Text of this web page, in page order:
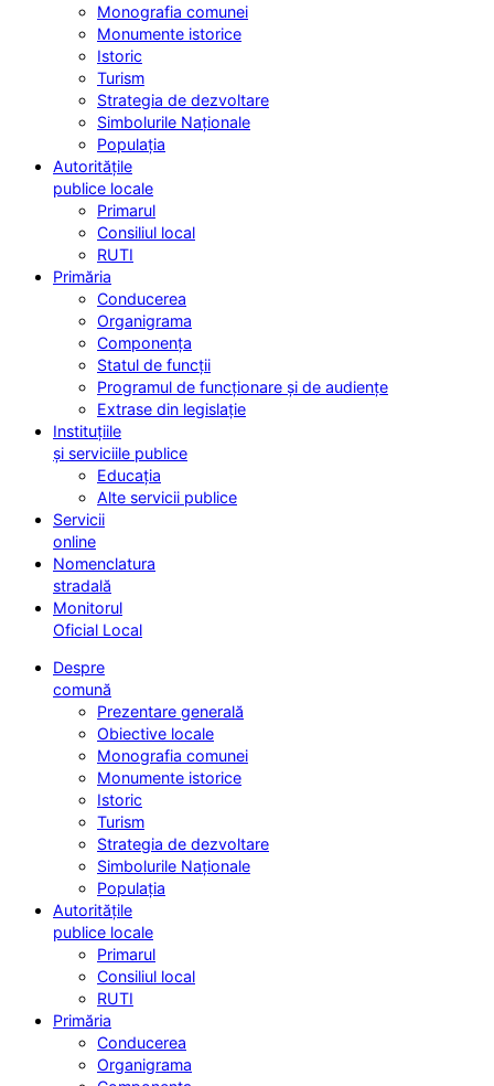
Monografia comunei
Monumente istorice
Istoric
Turism
Strategia de dezvoltare
Simbolurile Naționale
Populația
Autoritățile
publice locale
Primarul
Consiliul local
RUTI
Primăria
Conducerea
Organigrama
Componența
Statul de funcții
Programul de funcționare și de audiențe
Extrase din legislație
Instituțiile
și serviciile publice
Educația
Alte servicii publice
Servicii
online
Nomenclatura
stradală
Monitorul
Oficial Local
Despre
comună
Prezentare generală
Obiective locale
Monografia comunei
Monumente istorice
Istoric
Turism
Strategia de dezvoltare
Simbolurile Naționale
Populația
Autoritățile
publice locale
Primarul
Consiliul local
RUTI
Primăria
Conducerea
Organigrama